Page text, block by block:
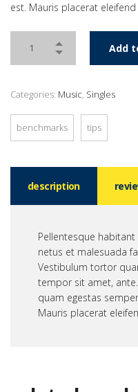
est. Mauris placerat
Add
Categories: Music, Singles
benchmarks tips
description
Pellentesque
netus et malesuada
Vestibulum tortor
tempor sit amet,
quam egestas
Mauris placerat